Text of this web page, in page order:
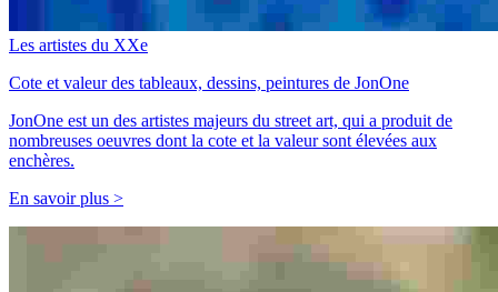
Les artistes du XXe
Cote et valeur des tableaux, dessins, peintures de JonOne
JonOne est un des artistes majeurs du street art, qui a produit de
nombreuses oeuvres dont la cote et la valeur sont élevées aux
enchères.
En savoir plus >